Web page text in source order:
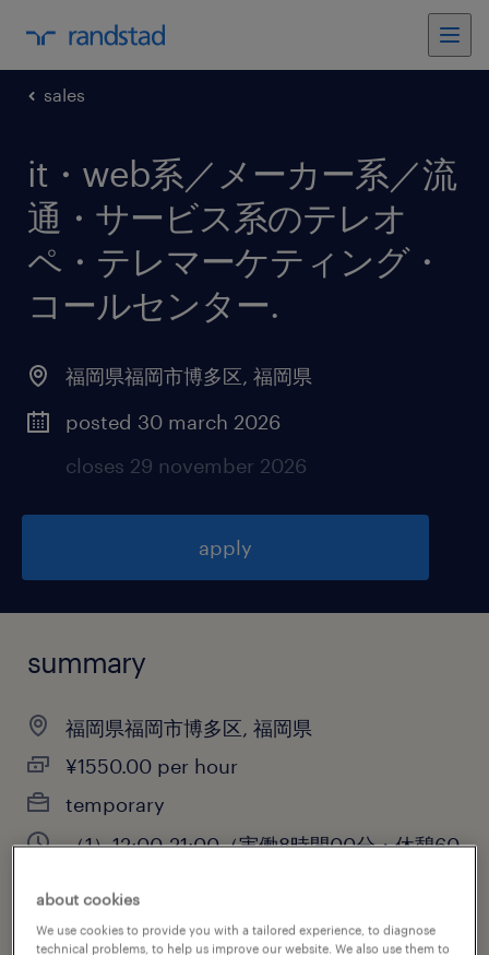
sales
it・web系／メーカー系／流
通・サービス系のテレオ
ペ・テレマーケティング・
コールセンター.
福岡県福岡市博多区, 福岡県
posted 30 march 2026
closes 29 november 2026
apply
summary
福岡県福岡市博多区, 福岡県
¥1550.00 per hour
temporary
（1）12:00-21:00（実働8時間00分・休憩60
休憩60分）,（3）10:00-19:00（実働8時間
00分・休憩60分）,（4）9:00
about cookies
We use cookies to provide you with a tailored experience, to diagnose
technical problems, to help us improve our website. We also use them to